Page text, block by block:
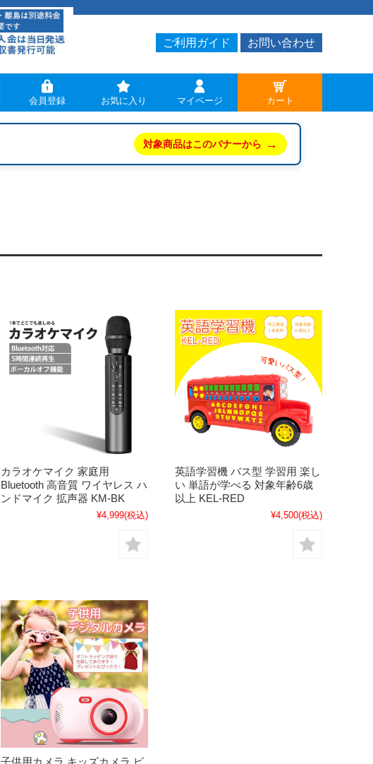
ご利用ガイド お問い合わせ
会員登録 お気に入り マイページ カート
対象商品はこのバナーから →
カラオケマイク 家庭用
Bluetooth 高音質 ワイヤレス ハ
ンドマイク 拡声器 KM-BK
¥4,999(税込)
英語学習機 バス型 学習用 楽し
い 単語が学べる 対象年齢6歳
以上 KEL-RED
¥4,500(税込)